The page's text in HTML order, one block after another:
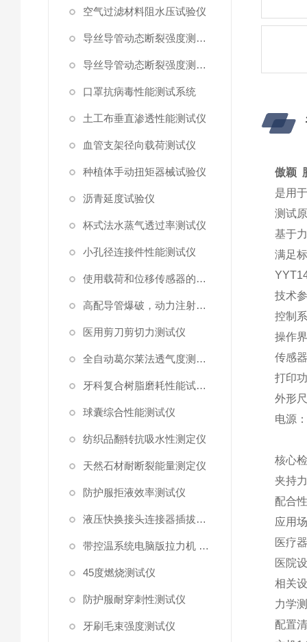
空气过滤材料阻水压试验仪
导丝导管动态断裂强度测试仪 （峰值拉力）
导丝导管动态断裂强度测试仪
口罩抗病毒性能测试系统
土工布垂直渗透性能测试仪
血管支架径向载荷测试仪
种植体手动扭矩器械试验仪
沥青延度试验仪
杯式法水蒸气透过率测试仪
小孔径连接件性能测试仪
使用载荷和位移传感器的塑料高速穿刺特性测试仪
高配导管爆破，动力注射中流量及压力测试仪
医用剪刀剪切力测试仪
全自动葛尔莱法透气度测试仪
牙科复合树脂磨耗性能试验仪
球囊综合性能测试仪
纺织品翻转抗吸水性测定仪
天然石材耐断裂能量测定仪
防护服拒液效率测试仪
液压快换接头连接器插拔泄漏测试仪
带控温系统电脑版拉力机 统电脑版拉力机
45度燃烧测试仪
防护服耐穿刺性测试仪
牙刷毛束强度测试仪
傲颖
是用
测试
基于
满足
技术
控制
操作
传感
打印
外形
电源
核心
夹持
配合
应用
医疗
医院
相关
力学
配置